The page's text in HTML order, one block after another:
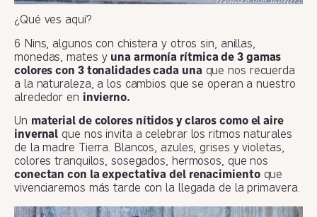
¿Qué ves aquí?
6 Nins, algunos con chistera y otros sin, anillas,
monedas, mates y una armonía rítmica de 3 gamas
colores con 3 tonalidades cada unaque nos recuerda
a la naturaleza, a los cambios que se operan a nuestro
alrededor en invierno.
Un material de colores nítidos y claros como el aire
invernal que nos invita a celebrar los ritmos naturales
de la madre Tierra. Blancos, azules, grises y violetas,
colores tranquilos, sosegados, hermosos, que nos
conectan con la expectativa del renacimientoque
vivenciaremos más tarde con la llegada de la primavera.